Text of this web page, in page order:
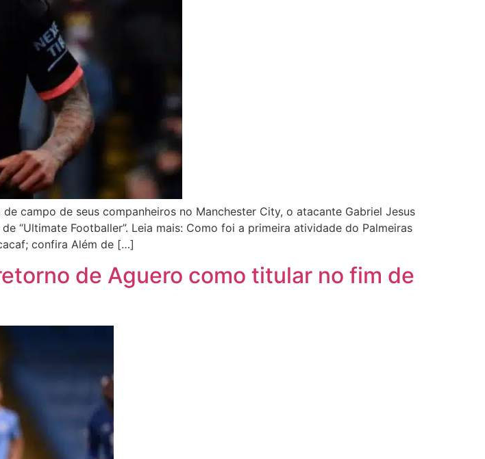
campo de seus companheiros no Manchester City, o atacante Gabriel Jesus
“Ultimate Footballer”. Leia mais: Como foi a primeira atividade do Palmeiras
confira Além de […]
de Aguero como titular no fim de